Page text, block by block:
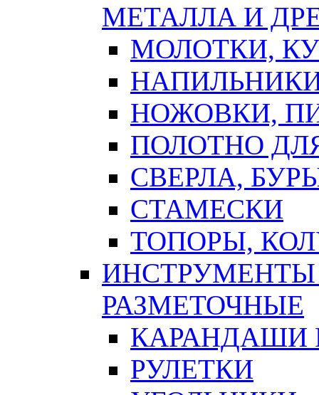
МЕТАЛЛА И
МОЛОТКИ,
НОЖОВКИ,
ПОЛОТНО
СВЕРЛА,
СТАМЕСКИ
ТОПОРЫ,
ИНСТРУМЕНТЫ
РАЗМЕТОЧНЫЕ
КАРАНДАШИ
РУЛЕТКИ